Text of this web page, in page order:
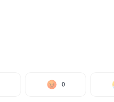
0